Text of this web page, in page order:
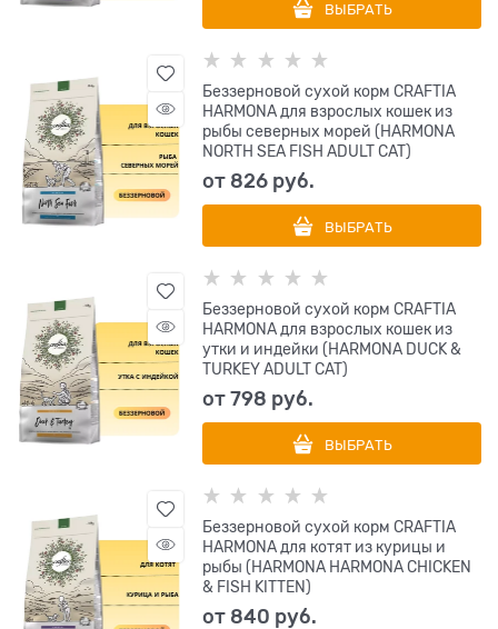
ВЫБРАТЬ
Беззерновой сухой корм CRAFTIA
HARMONA для взрослых кошек из
рыбы северных морей (HARMONA
NORTH SEA FISH ADULT CAT)
от 826 руб.
ВЫБРАТЬ
Беззерновой сухой корм CRAFTIA
HARMONA для взрослых кошек из
утки и индейки (HARMONA DUCK &
TURKEY ADULT CAT)
от798 руб.
ВЫБРАТЬ
Беззерновой сухой корм CRAFTIA
HARMONA для котят из курицы и
рыбы (HARMONA HARMONA CHICKEN
& FISH KITTEN)
от 840 руб.